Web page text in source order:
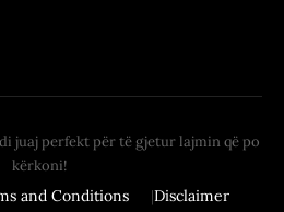
juaj perfekt për të gjetur lajmin që po
kërkoni!
and Conditions Disclaimer